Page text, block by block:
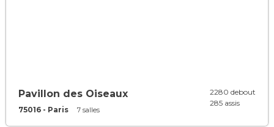
Pavillon des Oiseaux
75016 - Paris 7 salles
2280 debout
285 assis